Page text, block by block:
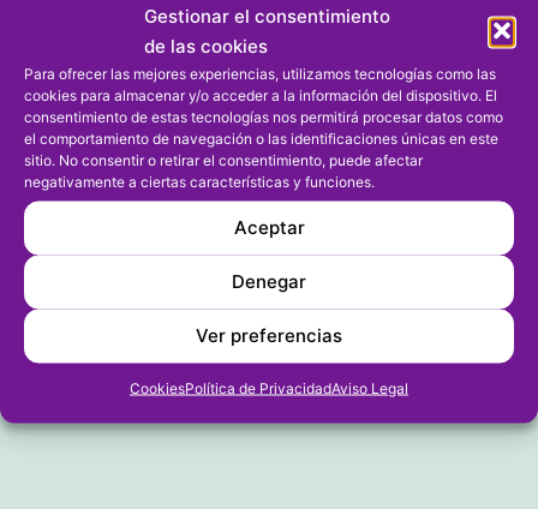
Gestionar el consentimiento
de las cookies
Para ofrecer las mejores experiencias, utilizamos tecnologías como las
cookies para almacenar y/o acceder a la información del dispositivo. El
consentimiento de estas tecnologías nos permitirá procesar datos como
el comportamiento de navegación o las identificaciones únicas en este
sitio. No consentir o retirar el consentimiento, puede afectar
negativamente a ciertas características y funciones.
Aceptar
Denegar
Ver preferencias
CookiesPolítica de PrivacidadAviso Legal
Correo electrónico*
Web